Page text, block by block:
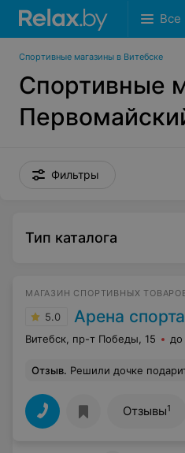
Все
Спортивные магазины в Витебске
Спортивные
Фильтры
Тип каталога
МАГАЗИН СПОРТИВНЫХ
5.0 Арена спорта
Витебск, пр-т Победы, 15 до
Отзыв. Решили дочке подарить на день рождения роликовые коньки. Зашли
Отзывы1